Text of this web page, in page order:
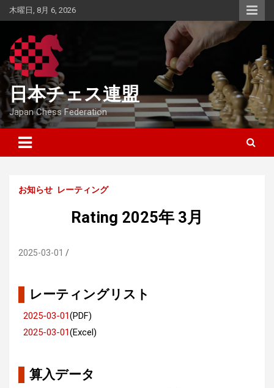
Skip
to
木曜日, 8月 6, 2026
日本チェス連盟
Japan Chess Federation
お知らせ レーティング
Rating 2025年 3月
2025-03-01
レーティングリスト
2025-03-01(PDF)
2025-03-01(Excel)
算入データ